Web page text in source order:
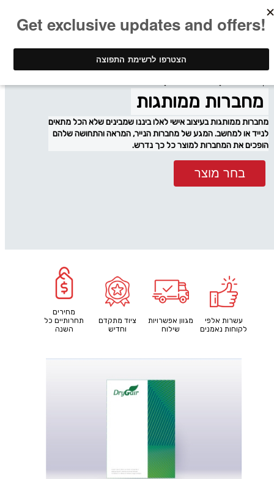
מחברות ממותגות
מחברות ממותגות בעיצוב אישי לאלו ביננו שמבינים שלא הכל מתאים
לנייד או למחשב. המגע של מחברות הנייר, המראה והתחושה שלהם
הופכים את המחברות למוצר כל כך נדרש.
בחר מוצר
מחירים
תחרותיים כל
השנה
ציוד מתקדם
וחדיש
מגוון אפשרויות
שילוח
עשרות אלפי
לקוחות נאמנים